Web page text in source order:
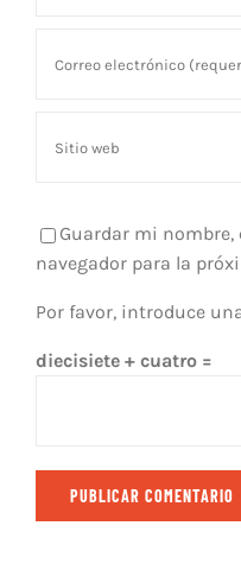
Guardar mi
navegador para la
Por favor, introduce
diecisiete + cuatro =